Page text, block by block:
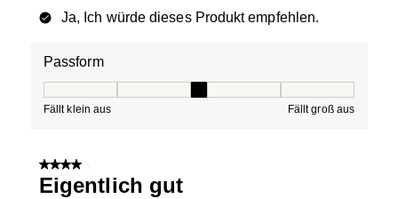
Ja, Ich würde dieses Produkt empfehlen.
Passform
Fällt klein aus Fällt groß aus
4 von 5 Sternen.
Eigentlich gut